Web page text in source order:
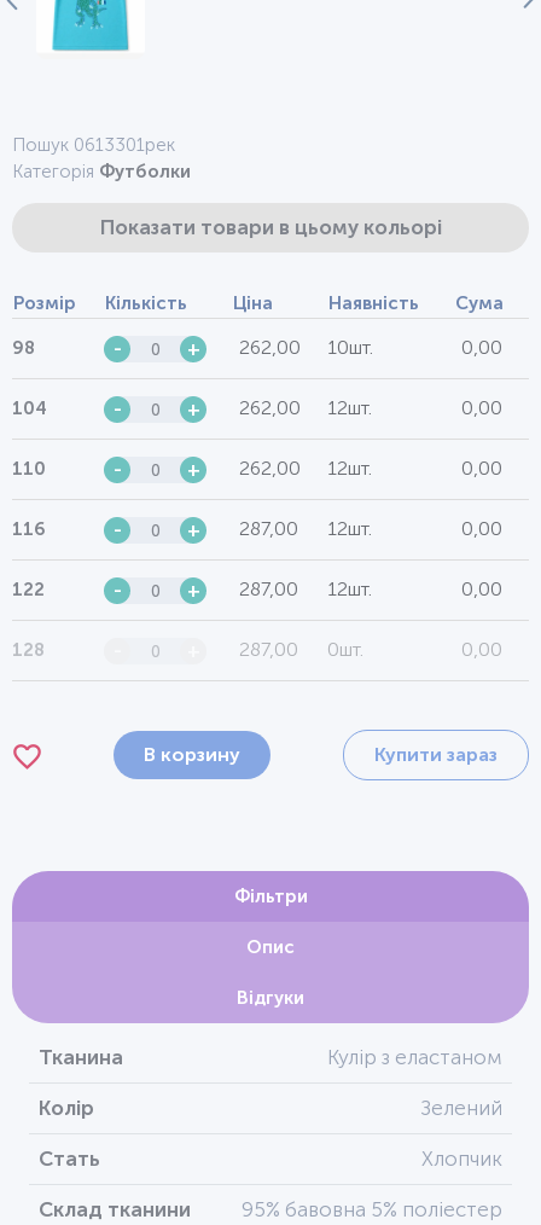
Пошук 0613301рек
Категорія Футболки
Показати товари в цьому кольорі
Розмір Кількість Ціна Наявність Сума
98 - + 262,00 10шт. 0,00
104 - + 262,00 12шт. 0,00
110 - + 262,00 12шт. 0,00
116 - + 287,00 12шт. 0,00
122 - + 287,00 12шт. 0,00
128 287,00 0шт. 0,00
В корзину Купити зараз
Фільтри
Опис
Відгуки
Тканина Кулір з еластаном
Колір Зелений
Стать Хлопчик
Склад тканини 95% бавовна 5% поліестер